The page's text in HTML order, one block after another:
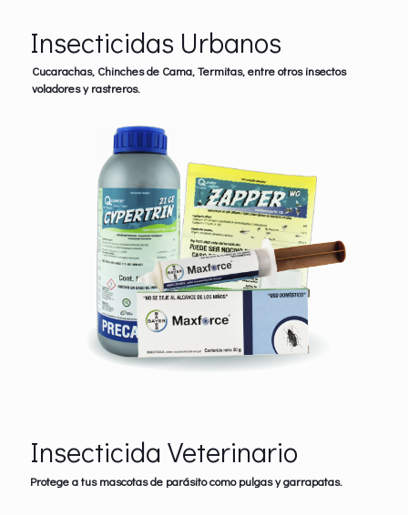
Insecticidas Urbanos
Cucarachas, Chinches de Cama, Termitas, entre otros insectos
voladores y rastreros.
Insecticida Veterinario
Protege a tus mascotas de parásito como pulgas y garrapatas.